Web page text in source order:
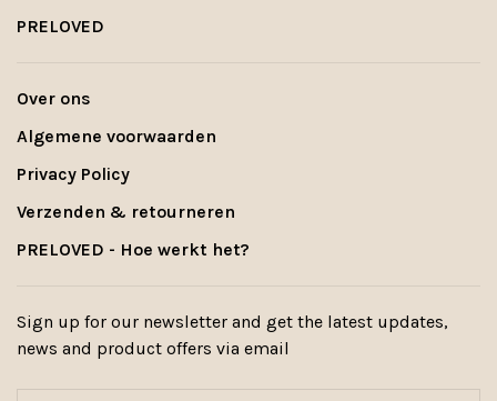
PRELOVED
Over ons
Algemene voorwaarden
Privacy Policy
Verzenden & retourneren
PRELOVED - Hoe werkt het?
Sign up for our newsletter and get the latest updates,
news and product offers via email